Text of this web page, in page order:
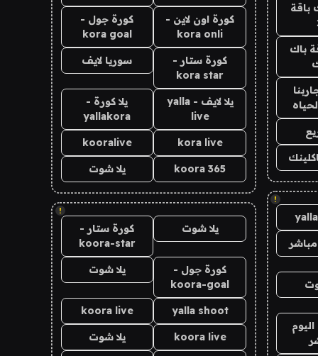
باقة
باك
!
كورة اون لاين -
kora onli
كورة جول -
kora goal
كورة ستار -
kora star
سوريا لايف
يلا لايف - yalla
live
يلا كورة -
yallakora
kora live
kooralive
koora 365 يلا شوت
!
يلا شوت
كورة ستار -
koora-star
كورة جول -
koora-goal
يلا شوت
yalla shoot
koora live
koora live يلا شوت